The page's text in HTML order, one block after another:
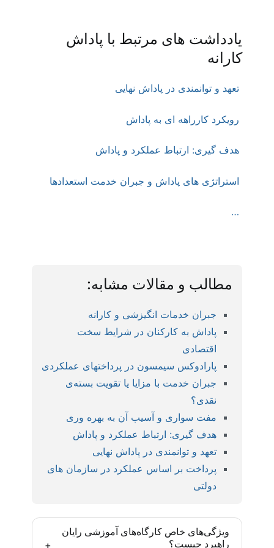
یادداشت های مرتبط با پاداش
کارانه
تعهد و توانمندی در پاداش نهایی
رویکرد کارراهه ای به پاداش
هدف گیری: ارتباط عملکرد و پاداش
استراتژی های پاداش و جبران خدمت استعدادها
…
مطالب و مقالات مشابه:
جبران خدمات انگیزشی و کارانه
پاداش به کارکنان در شرایط سخت
اقتصادی
پارادوکس سیمسون در پرداختهای عملکردی
جبران خدمت با مزایا یا تقویت بسته‌ی
نقدی؟
مفت سواری و آسیب آن به بهره وری
هدف گیری: ارتباط عملکرد و پاداش
تعهد و توانمندی در پاداش نهایی
پرداخت بر اساس عملکرد در سازمان های
دولتی
ویژگی‌های خاص کارگاه‌های آموزشی رایان
راهبرد چیست؟